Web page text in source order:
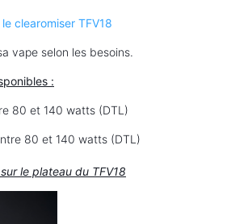
le clearomiser TFV18
vape selon les besoins.
:
80 et 140 watts (DTL)
80 et 140 watts (DTL)
le plateau du TFV18